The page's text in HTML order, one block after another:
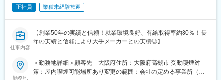
同社では、大手メーカーからの受託を受け、アニメやゲーム版権
ようになった14年前に、
据え置き型ゲーム機器向けのソフトウェアおよび開発のノウハウ
以降、同社の開発力は業界で評価を受け、現在は大手メーカーか
らの安定的にアニメやゲーム版権の遊技機開発を依頼を受けてい
正社員 業種未経験歓迎
仕事内容
【創業50年の実績と信頼！就業環境良好、有給取得率約80％！長
年の実績と信頼により大手メーカーとの実績◎】
大手自動制御機器メーカーでの測定機器に接続するPCアプリケー
ション開発をお任せいたします。
勤務地
＜勤務地詳細＞顧客先 大阪府住所：大阪府高槻市 受動喫煙対
策：屋内喫煙可能場所あり変更の範囲：会社の定める事業所（リ